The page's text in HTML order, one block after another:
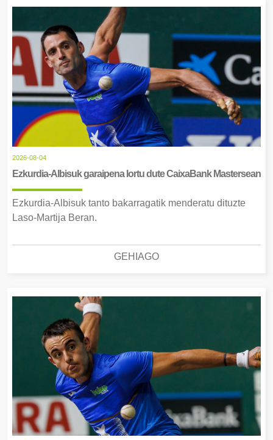
2026-08-04
Ezkurdia-Albisuk garaipena lortu dute CaixaBank Mastersean
Ezkurdia-Albisuk tanto bakarragatik menderatu dituzte
Laso-Martija Beran.
GEHIAGO